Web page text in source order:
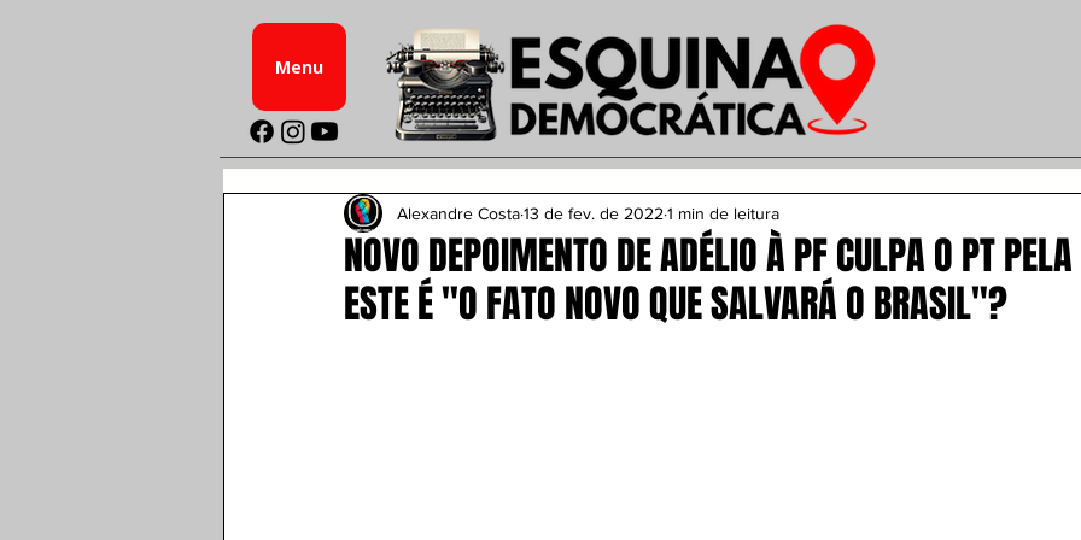
Menu
NOVO DEPOIMENTO DE ADÉLIO À PF CULPA O PT
ESTE É "O FATO NOVO QUE SALVARÁ O BRASIL"?
Alexandre Costa13 de fev. de 2022 1 min de leitura